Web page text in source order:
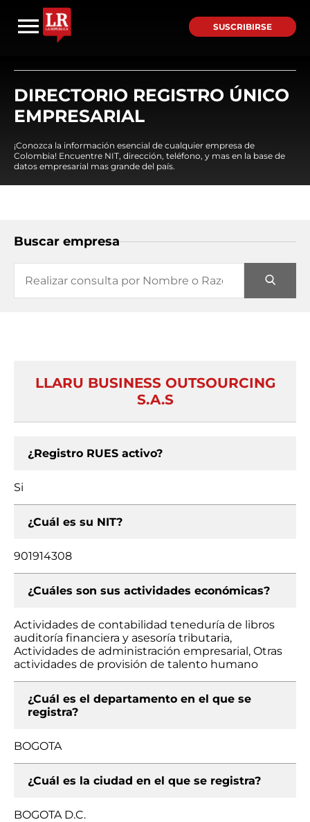
SUSCRIBIRSE
DIRECTORIO REGISTRO ÚNICO
EMPRESARIAL
¡Conozca la información esencial de cualquier empresa de
Colombia! Encuentre NIT, dirección, teléfono, y mas en la base de
datos empresarial mas grande del país.
Buscar empresa
LLARU BUSINESS OUTSOURCING
S.A.S
¿Registro RUES activo?
Si
¿Cuál es su NIT?
901914308
¿Cuáles son sus actividades económicas?
Actividades de contabilidad teneduría de libros
auditoría financiera y asesoría tributaria,
Actividades de administración empresarial, Otras
actividades de provisión de talento humano
¿Cuál es el departamento en el que se
registra?
BOGOTA
¿Cuál es la ciudad en el que se registra?
BOGOTA D.C.